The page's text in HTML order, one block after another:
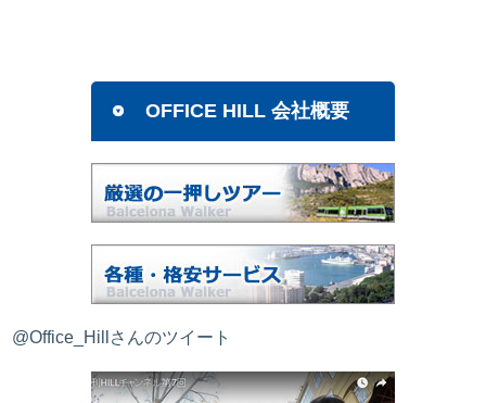
OFFICE HILL 会社概要
@Office_Hillさんのツイート